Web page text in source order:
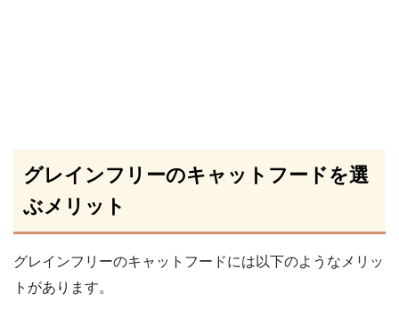
グレインフリーのキャットフードを選
ぶメリット
グレインフリーのキャットフードには以下のようなメリッ
トがあります。